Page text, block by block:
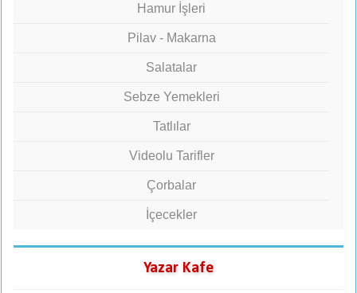
Hamur İşleri
Pilav - Makarna
Salatalar
Sebze Yemekleri
Tatlılar
Videolu Tarifler
Çorbalar
İçecekler
Yazar Kafe